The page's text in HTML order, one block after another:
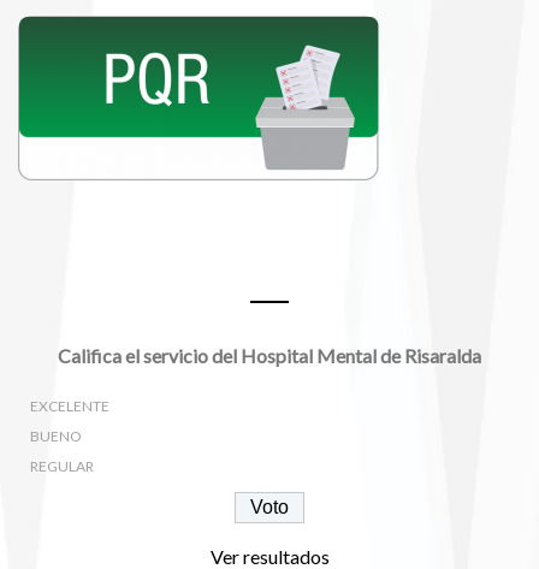
Califica el servicio del Hospital Mental de Risaralda
EXCELENTE
BUENO
REGULAR
Ver resultados